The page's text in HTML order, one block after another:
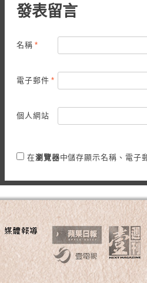
發表留言
名稱 *
電子郵件 *
個人網站
在瀏覽器中儲存顯示名稱、電子